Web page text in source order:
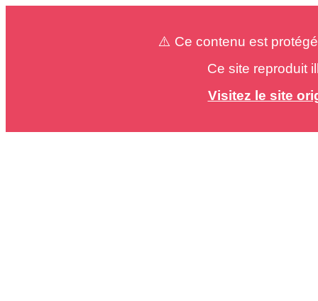
⚠️ Ce contenu est
Ce site reproduit
Visitez le site